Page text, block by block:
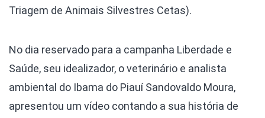
Triagem de Animais Silvestres Cetas).
No dia reservado para a campanha Liberdade e
Saúde, seu idealizador, o veterinário e analista
ambiental do Ibama do Piauí Sandovaldo Moura,
apresentou um vídeo contando a sua história de